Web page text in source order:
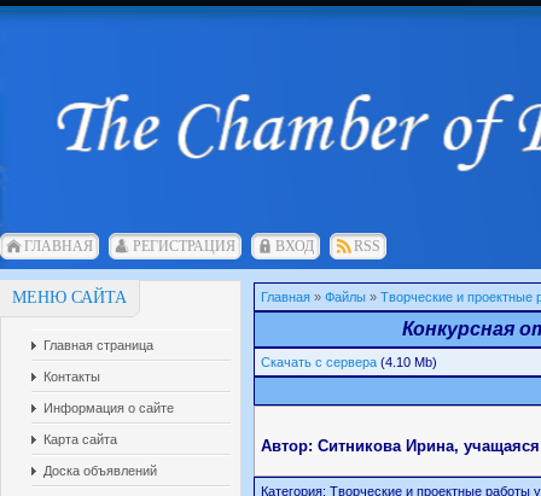
ГЛАВНАЯ РЕГИСТРАЦИЯ ВХОД RSS
МЕНЮ САЙТА
Главная страница
Контакты
Информация о сайте
Карта сайта
Доска объявлений
Главная » Файлы » Творческие и проектные
Конкурсная
Скачать с сервера (4.10 Mb)
Автор: Ситникова Ирина,
Категория: Творческие и проектные работы